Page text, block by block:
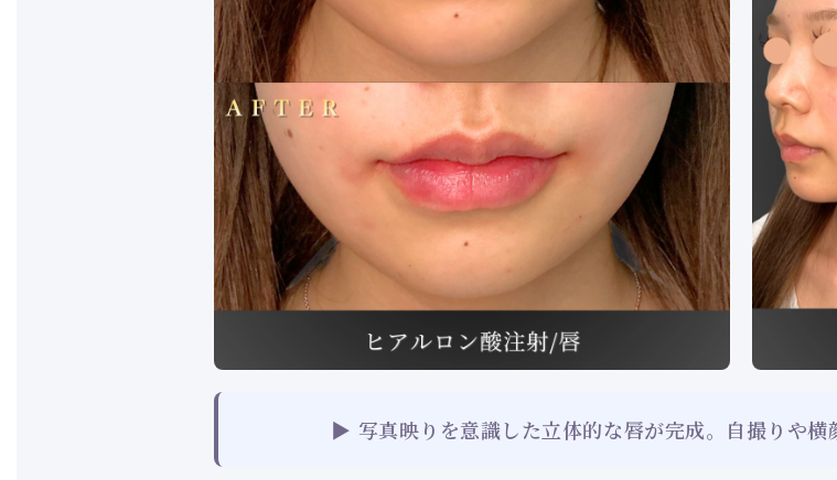
▶ 写真映りを意識した立体的な唇が完成。自撮りや横